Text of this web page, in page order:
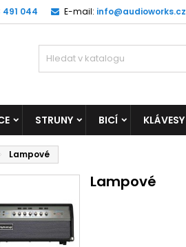
491 044 E-mail: info@audioworks.cz
STRUNY BICÍ KLÁVESY
Lampové
Lampové